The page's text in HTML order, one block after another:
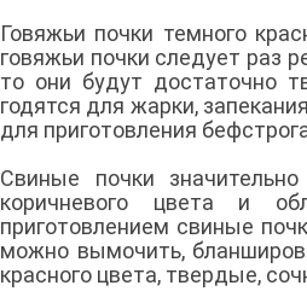
Говяжьи почки темного
говяжьи почки следует раз
то они будут достаточно
годятся для жарки,
для приготовления
Свиные почки
коричневого цвета и
приготовлением свиные
можно вымочить,
красного цвета, твердые,